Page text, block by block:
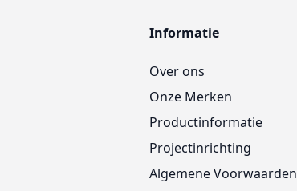
Informatie
Over ons
Onze Merken
Productinformatie
Projectinrichting
Algemene Voorwaarden